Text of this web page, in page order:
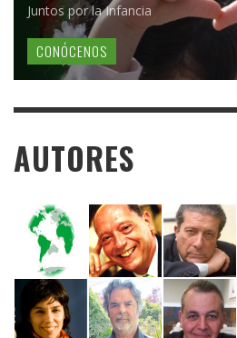
Juntos por la Infancia
CONÓCENOS
AUTORES